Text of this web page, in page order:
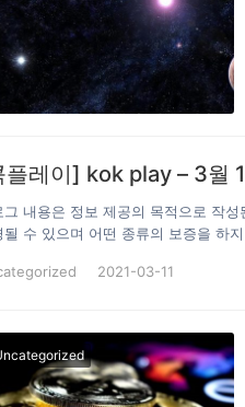
플레이] kok play – 3월
그 내용은 정보 제공의 목적으로 작
될 수 있으며 어떤 종류의 보증을 하
시간 동안 암호화폐(가상자산) 대장
2021-03-11